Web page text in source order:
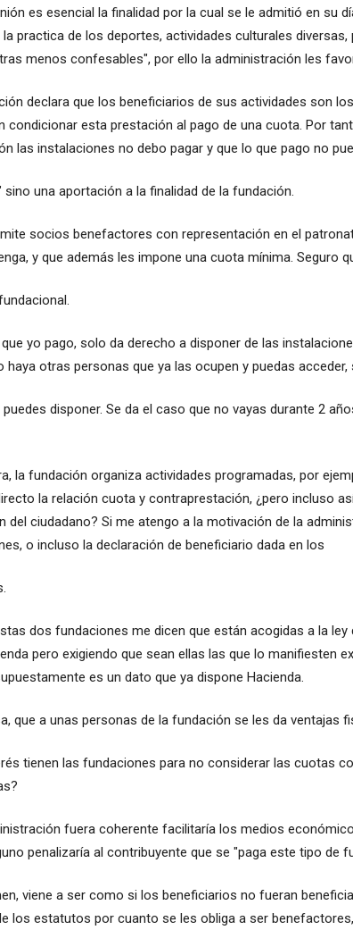
es esencial la finalidad por la cual se le admitió en su
la practica de los deportes, actividades culturales
menos confesables", por ello la administración les
declara que los beneficiarios de sus actividades son
condicionar esta prestación al pago de una cuota. Por
las instalaciones no debo pagar y que lo que pago no
sino una aportación a la finalidad de la fundación.
socios benefactores con representación en el
y que además les impone una cuota mínima. Seguro
yo pago, solo da derecho a disponer de las
haya otras personas que ya las ocupen y puedas
disponer. Se da el caso que no vayas durante 2
la fundación organiza actividades programadas, por
la relación cuota y contraprestación, ¿pero incluso
del ciudadano? Si me atengo a la motivación de la
o incluso la declaración de beneficiario dada en los
dos fundaciones me dicen que están acogidas a la
pero exigiendo que sean ellas las que lo manifiesten
es un dato que ya dispone Hacienda.
que a unas personas de la fundación se les da ventajas
tienen las fundaciones para no considerar las cuotas
fuera coherente facilitaría los medios
penalizaría al contribuyente que se "paga este tipo de
viene a ser como si los beneficiarios no fueran
los estatutos por cuanto se les obliga a ser